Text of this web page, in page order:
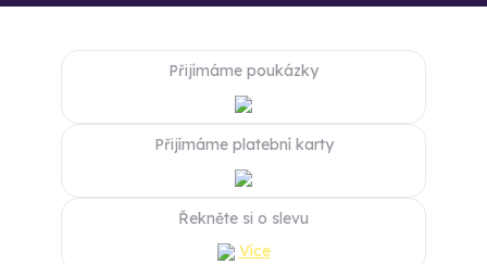
Přijímáme poukázky
Přijímáme platební karty
Řekněte si o slevu
Více